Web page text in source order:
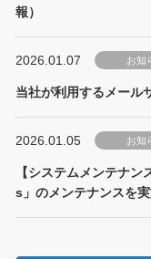
報）
2026.01.07 お知
当社が利用するメール
2026.01.05 お知
【システムメンテナ
s」のメンテナンスを